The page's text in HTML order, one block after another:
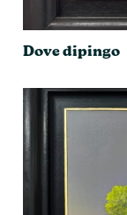
Dove dipingo